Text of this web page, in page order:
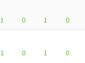
1 0 1 0
1 0 1 0